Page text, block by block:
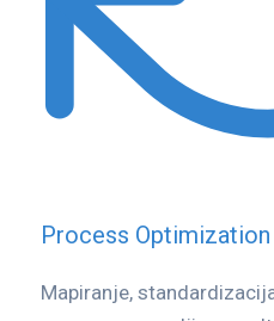
Process Optimization
Mapiranje,